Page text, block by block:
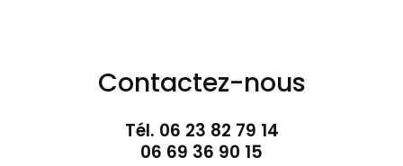
Contactez-nous
Tél. 06 23 82 79 14
06 69 36 90 15